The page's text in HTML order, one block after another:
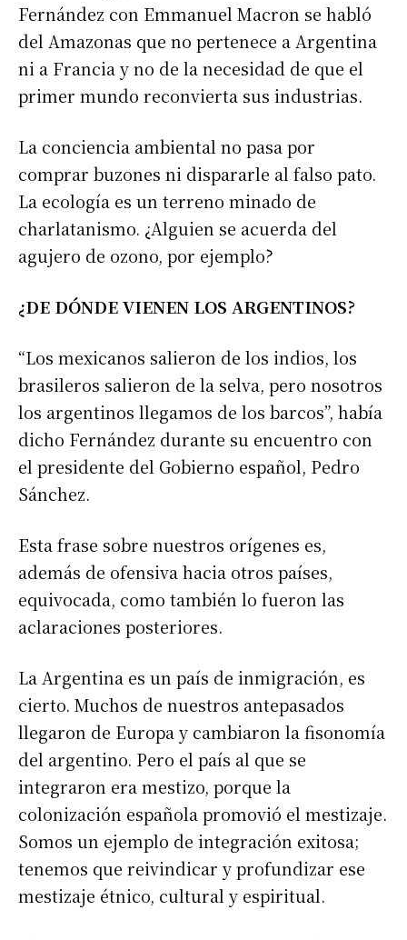
Fernández con Emmanuel Macron se habló
del Amazonas que no pertenece a Argentina
ni a Francia y no de la necesidad de que el
primer mundo reconvierta sus industrias.
La conciencia ambiental no pasa por
comprar buzones ni dispararle al falso pato.
La ecología es un terreno minado de
charlatanismo. ¿Alguien se acuerda del
agujero de ozono, por ejemplo?
¿DE DÓNDE VIENEN LOS ARGENTINOS?
“Los mexicanos salieron de los indios, los
brasileros salieron de la selva, pero nosotros
los argentinos llegamos de los barcos”, había
dicho Fernández durante su encuentro con
el presidente del Gobierno español, Pedro
Sánchez.
Esta frase sobre nuestros orígenes es,
además de ofensiva hacia otros países,
equivocada, como también lo fueron las
aclaraciones posteriores.
La Argentina es un país de inmigración, es
cierto. Muchos de nuestros antepasados
llegaron de Europa y cambiaron la fisonomía
del argentino. Pero el país al que se
integraron era mestizo, porque la
colonización española promovió el mestizaje.
Somos un ejemplo de integración exitosa;
tenemos que reivindicar y profundizar ese
mestizaje étnico, cultural y espiritual.